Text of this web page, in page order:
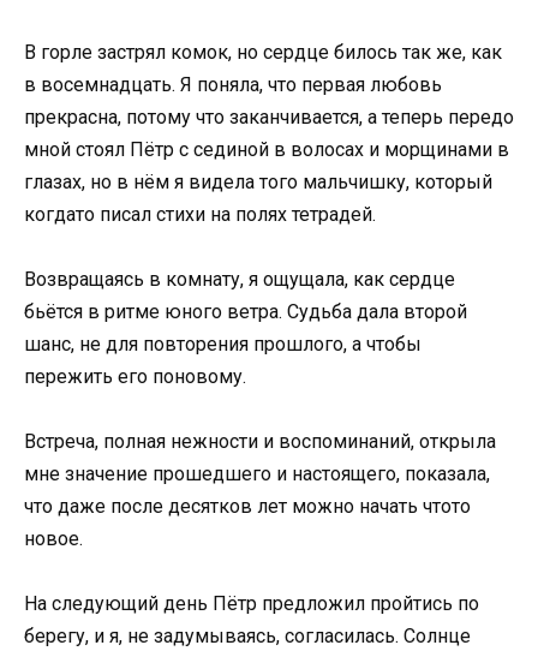
В горле застрял комок, но сердце билось так же, как
в восемнадцать. Я поняла, что первая любовь
прекрасна, потому что заканчивается, а теперь передо
мной стоял Пётр с сединой в волосах и морщинами в
глазах, но в нём я видела того мальчишку, который
когдато писал стихи на полях тетрадей.
Возвращаясь в комнату, я ощущала, как сердце
бьётся в ритме юного ветра. Судьба дала второй
шанс, не для повторения прошлого, а чтобы
пережить его поновому.
Встреча, полная нежности и воспоминаний, открыла
мне значение прошедшего и настоящего, показала,
что даже после десятков лет можно начать чтото
новое.
На следующий день Пётр предложил пройтись по
берегу, и я, не задумываясь, согласилась. Солнце